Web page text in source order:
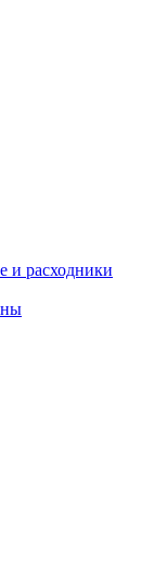
и расходники